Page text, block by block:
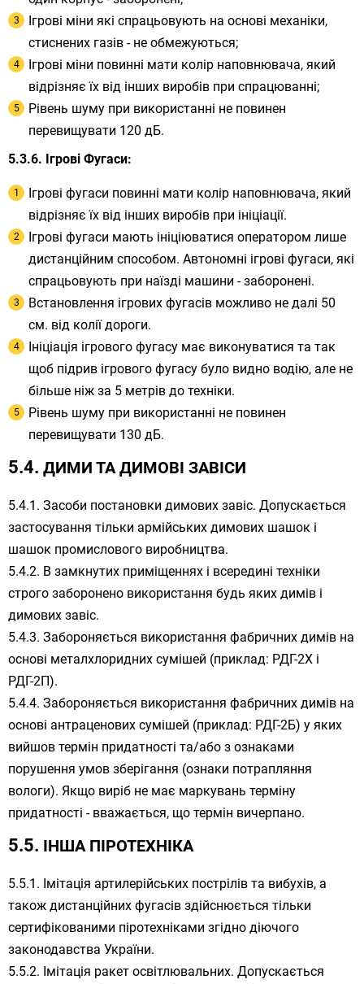
Ігрові міни які спрацьовують на основі механіки,
стиснених газів - не обмежуються;
Ігрові міни повинні мати колір наповнювача, який
відрізняє їх від інших виробів при спрацюванні;
Рівень шуму при використанні не повинен
перевищувати 120 дБ.
Ігрові Фугаси:
Ігрові фугаси повинні мати колір наповнювача, який
відрізняє їх від інших виробів при ініціації.
Ігрові фугаси мають ініціюватися оператором лише
дистанційним способом. Автономні ігрові фугаси, які
спрацьовують при наїзді машини - заборонені.
Встановлення ігрових фугасів можливо не далі 50
см. від колії дороги.
Ініціація ігрового фугасу має виконуватися та так
щоб підрив ігрового фугасу було видно водію, але не
більше ніж за 5 метрів до техніки.
Рівень шуму при використанні не повинен
перевищувати 130 дБ.
ДИМИ ТА ДИМОВІ ЗАВІСИ
Засоби постановки димових завіс. Допускається
застосування тільки армійських димових шашок і
шашок промислового виробництва.
В замкнутих приміщеннях і всередині техніки
строго заборонено використання будь яких димів і
димових завіс.
Забороняється використання фабричних димів на
основі металхлоридних сумішей (приклад: РДГ-2Х і
РДГ-2П).
Забороняється використання фабричних димів на
основі антраценових сумішей (приклад: РДГ-2Б) у яких
вийшов термін придатності та/або з ознаками
порушення умов зберігання (ознаки потрапляння
вологи). Якщо виріб не має маркувань терміну
придатності - вважається, що термін вичерпано.
ІНША ПІРОТЕХНІКА
Імітація артилерійських пострілів та вибухів, а
також дистанційних фугасів здійснюється тільки
сертифікованими піротехніками згідно діючого
законодавства України.
Імітація ракет освітлювальних. Допускається